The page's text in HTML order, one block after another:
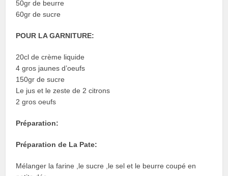
50gr de beurre
60gr de sucre
POUR LA GARNITURE:
20cl de crème liquide
4 gros jaunes d’oeufs
150gr de sucre
Le jus et le zeste de 2 citrons
2 gros oeufs
Préparation:
Préparation de La Pate:
Mélanger la farine ,le sucre ,le sel et le beurre coupé en